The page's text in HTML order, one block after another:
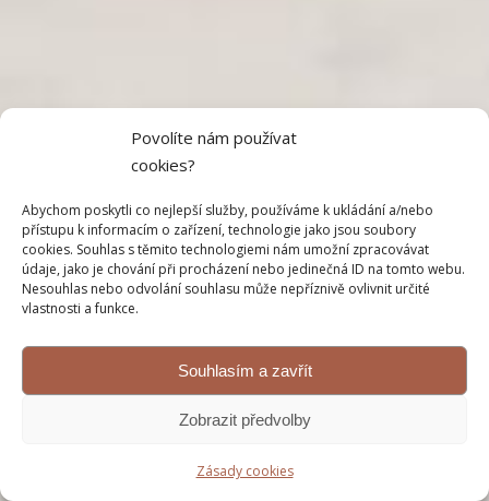
Povolíte nám používat
cookies?
Abychom poskytli co nejlepší služby, používáme k ukládání a/nebo
přístupu k informacím o zařízení, technologie jako jsou soubory
cookies. Souhlas s těmito technologiemi nám umožní zpracovávat
údaje, jako je chování při procházení nebo jedinečná ID na tomto webu.
Nesouhlas nebo odvolání souhlasu může nepříznivě ovlivnit určité
vlastnosti a funkce.
Souhlasím a zavřít
Zobrazit předvolby
Zásady cookies